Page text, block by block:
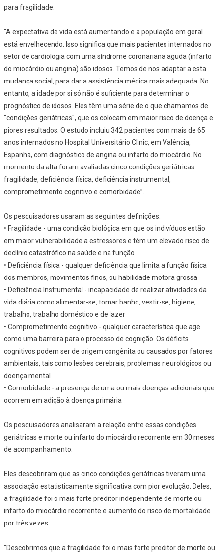
para fragilidade.
"A expectativa de vida está aumentando e a população em geral
está envelhecendo. Isso significa que mais pacientes internados no
setor de cardiologia com uma síndrome coronariana aguda (infarto
do miocárdio ou angina) são idosos. Temos de nos adaptar a esta
mudança social, para dar a assistência médica mais adequada. No
entanto, a idade por si só não é suficiente para determinar o
prognóstico de idosos. Eles têm uma série de o que chamamos de
"condições geriátricas", que os colocam em maior risco de doença e
piores resultados. O estudo incluiu 342 pacientes com mais de 65
anos internados no Hospital Universitário Clinic, em Valência,
Espanha, com diagnóstico de angina ou infarto do miocárdio. No
momento da alta foram avaliadas cinco condições geriátricas:
fragilidade, deficiência física, deficiência instrumental,
comprometimento cognitivo e comorbidade”.
Os pesquisadores usaram as seguintes definições:
• Fragilidade - uma condição biológica em que os indivíduos estão
em maior vulnerabilidade a estressores e têm um elevado risco de
declínio catastrófico na saúde e na função
• Deficiência física - qualquer deficiência que limita a função física
dos membros, movimentos finos, ou habilidade motora grossa
• Deficiência Instrumental - incapacidade de realizar atividades da
vida diária como alimentar-se, tomar banho, vestir-se, higiene,
trabalho, trabalho doméstico e de lazer
• Comprometimento cognitivo - qualquer característica que age
como uma barreira para o processo de cognição. Os déficits
cognitivos podem ser de origem congênita ou causados por fatores
ambientais, tais como lesões cerebrais, problemas neurológicos ou
doença mental
• Comorbidade - a presença de uma ou mais doenças adicionais que
ocorrem em adição à doença primária
Os pesquisadores analisaram a relação entre essas condições
geriátricas e morte ou infarto do miocárdio recorrente em 30 meses
de acompanhamento.
Eles descobriram que as cinco condições geriátricas tiveram uma
associação estatisticamente significativa com pior evolução. Deles,
a fragilidade foi o mais forte preditor independente de morte ou
infarto do miocárdio recorrente e aumento do risco de mortalidade
por três vezes.
"Descobrimos que a fragilidade foi o mais forte preditor de morte ou